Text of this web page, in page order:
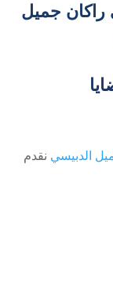
جميل
الدبيسي نقدم